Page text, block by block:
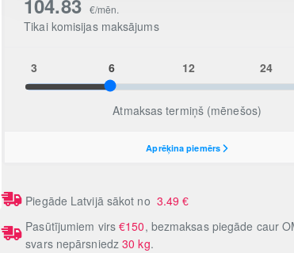
Piegāde Latvijā sākot no 3.49€
Pasūtījumiem virs€150, bezmaksas piegāde caur
svars nepārsniedz30 kg.